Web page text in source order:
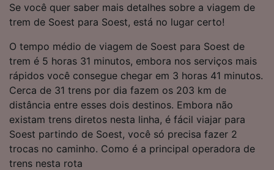
Se você quer saber mais detalhes sobre a viagem de
trem de Soest para Soest, está no lugar certo!
O tempo médio de viagem de Soest para Soest de
trem é 5 horas 31 minutos, embora nos serviços mais
rápidos você consegue chegar em 3 horas 41 minutos.
Cerca de 31 trens por dia fazem os 203 km de
distância entre esses dois destinos. Embora não
existam trens diretos nesta linha, é fácil viajar para
Soest partindo de Soest, você só precisa fazer 2
trocas no caminho. Como é a principal operadora de
trens nesta rota